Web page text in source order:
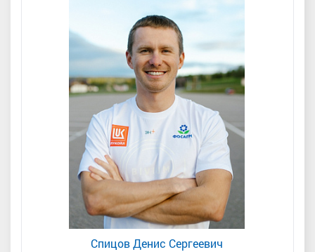
Спицов Денис Сергеевич